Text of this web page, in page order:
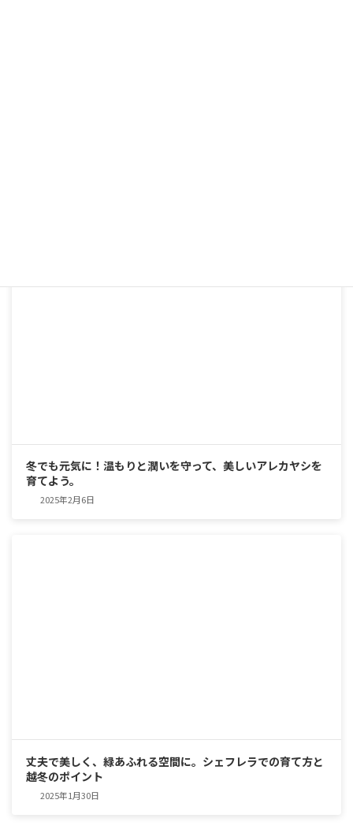
冬でも元気に！温もりと潤いを守って、美しいアレカヤシを
育てよう。
2025年2月6日
丈夫で美しく、緑あふれる空間に。シェフレラでの育て方と
越冬のポイント
2025年1月30日